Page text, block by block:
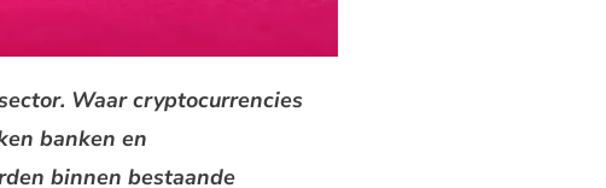
Waar cryptocurrencies
banken en
binnen bestaande